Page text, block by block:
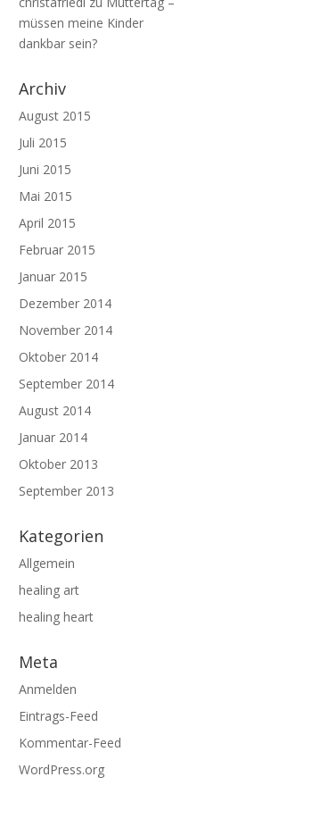
müssen meine Kinder
dankbar sein?
Archiv
August 2015
Juli 2015
Juni 2015
Mai 2015
April 2015
Februar 2015
Januar 2015
Dezember 2014
November 2014
Oktober 2014
September 2014
August 2014
Januar 2014
Oktober 2013
September 2013
Kategorien
Allgemein
healing art
healing heart
Meta
Anmelden
Eintrags-Feed
Kommentar-Feed
WordPress.org